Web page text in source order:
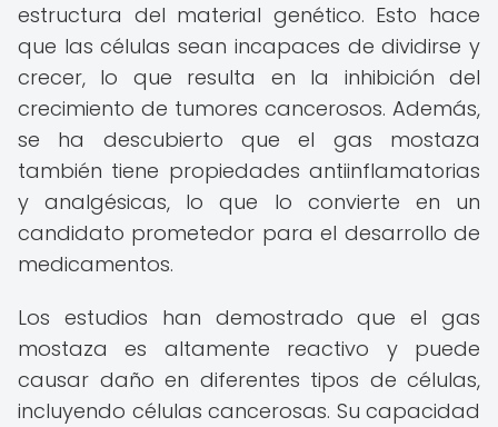
estructura del material genético. Esto hace
que las células sean incapaces de dividirse y
crecer, lo que resulta en la inhibición del
crecimiento de tumores cancerosos. Además,
se ha descubierto que el gas mostaza
también tiene propiedades antiinflamatorias
y analgésicas, lo que lo convierte en un
candidato prometedor para el desarrollo de
medicamentos.
Los estudios han demostrado que el gas
mostaza es altamente reactivo y puede
causar daño en diferentes tipos de células,
incluyendo células cancerosas. Su capacidad